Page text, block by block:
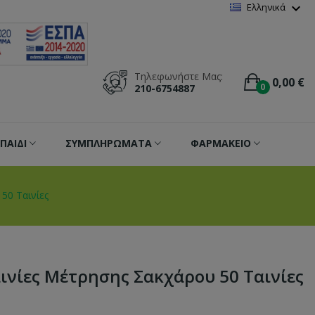
Ελληνικά expand_more
0 0,00 €
Τηλεφωνήστε Μας:
210-6754887
ΣΥΜΠΛΗΡΩΜΑΤΑ ΦΑΡΜΑΚΕΙΟ
Ταινίες
Μέτρησης Σακχάρου 50 Ταινίες